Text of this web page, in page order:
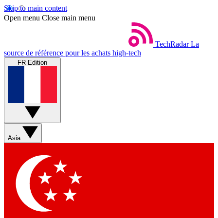
Skip to main content
Open menu Close main menu
TechRadar La
source de référence pour les achats high-tech
FR Edition
Asia